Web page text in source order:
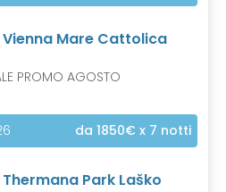
Vienna Mare Cattolica
PROMO AGOSTO
da 1850€ x 7 notti
Park Laško